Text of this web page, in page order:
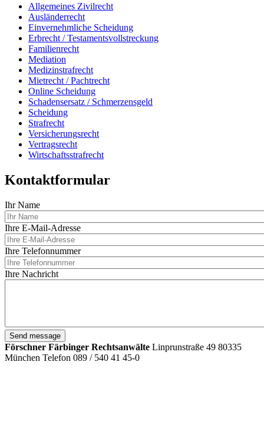
Allgemeines Zivilrecht
Ausländerrecht
Einvernehmliche Scheidung
Erbrecht / Testamentsvollstreckung
Familienrecht
Mediation
Medizinstrafrecht
Mietrecht / Pachtrecht
Online Scheidung
Schadensersatz / Schmerzensgeld
Scheidung
Strafrecht
Versicherungsrecht
Vertragsrecht
Wirtschaftsstrafrecht
Kontaktformular
Ihr Name
Ihre E-Mail-Adresse
Ihre Telefonnummer
Ihre Nachricht
Förschner Färbinger Rechtsanwälte Linprunstraße 49 80335
München Telefon 089 / 540 41 45-0